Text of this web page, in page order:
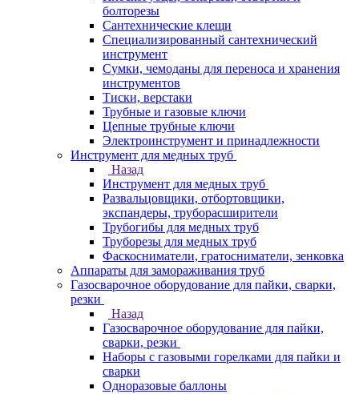
болторезы
Сантехнические клещи
Специализированный сантехнический
инструмент
Сумки, чемоданы для переноса и хранения
инструментов
Тиски, верстаки
Трубные и газовые ключи
Цепные трубные ключи
Электроинструмент и принадлежности
Инструмент для медных труб
Назад
Инструмент для медных труб
Развальцовщики, отбортовщики,
экспандеры, труборасширители
Трубогибы для медных труб
Труборезы для медных труб
Фаскосниматели, гратосниматели, зенковка
Аппараты для замораживания труб
Газосварочное оборудование для пайки, сварки,
резки
Назад
Газосварочное оборудование для пайки,
сварки, резки
Наборы с газовыми горелками для пайки и
сварки
Одноразовые баллоны